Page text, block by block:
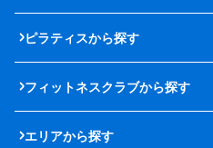
ピラティスから探す
フィットネスクラブから探す
エリアから探す